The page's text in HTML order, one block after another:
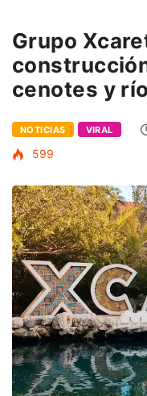
Grupo
cenotes y
NOTICIAS VIRAL
599